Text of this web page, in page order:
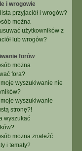
i wrogowie
przyjaciół i wrogów?
można
użytkowników z
lub wrogów?
forów
można
fora?
wyszukiwanie nie
wyszukiwanie
stronę?!
wyszukać
można znaleźć
i tematy?